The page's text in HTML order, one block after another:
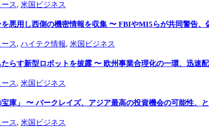
ス, 米国ビジネス
悪用し西側の機密情報を収集 〜 FBIやMI5らが共同警告、
ス, ハイテク情報, 米国ビジネス
らす新型ロボットを披露 〜 欧州事業合理化の一環、迅速
ス, 米国ビジネス
庫」 〜 バークレイズ、アジア最高の投資機会の可能性、
ス, 米国ビジネス